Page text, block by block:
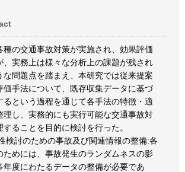
種の交通事故対策が実施され、効果評価
、実務上は様々な分析上の課題が残され
な問題点を踏まえ、本研究では従来提案
価手法について、既存収集データに基づ
るという過程を通じて各手法の特徴・適
理し、実務的にも実行可能な交通事故対
ることを目的に検討を行った。
検討のための事故及び関連情報の整備:各
ためには、事故発生のランダムネスの影
年度にわたるデータの整備が必要であ